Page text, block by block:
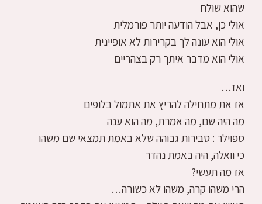
שהוא שולח
אולי כן, אבל הודעה יותר פורמלית
אולי הוא עונה לך בקרירות לא אופיינית
אולי הוא מדבר איתך רק בצהריים
ואז…
אז את מתחילה להריץ את אתמול בלופים
מה היה שם, מה אמרת, מה הוא ענה
ספוילר : סבירות גבוהה שלא באמת תמצאי שם משהו
כי וואלה, היה באמת נהדר
אז מה תעשי?
הרי משהו קרה, משהו לא כשורה…